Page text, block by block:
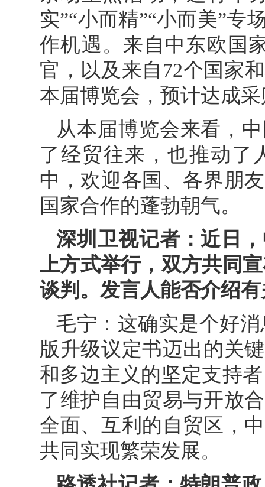
实”“小而精”“小而美”专
作机遇。来自中东欧国
官，以及来自72个国家
本届博览会，预计达成
从本届博览会来看，
了经贸往来，也推动了
中，欢迎各国、各界朋
国家合作的蓬勃朝气。
深圳卫视记者：近日
上方式举行，双方共同
谈判。发言人能否介绍
毛宁：这确实是个好
版升级议定书迈出的关
和多边主义的坚定支持
了维护自由贸易与开放
全面、互利的自贸区，
共同实现繁荣发展。